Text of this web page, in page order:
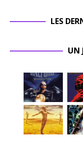
LES
UN